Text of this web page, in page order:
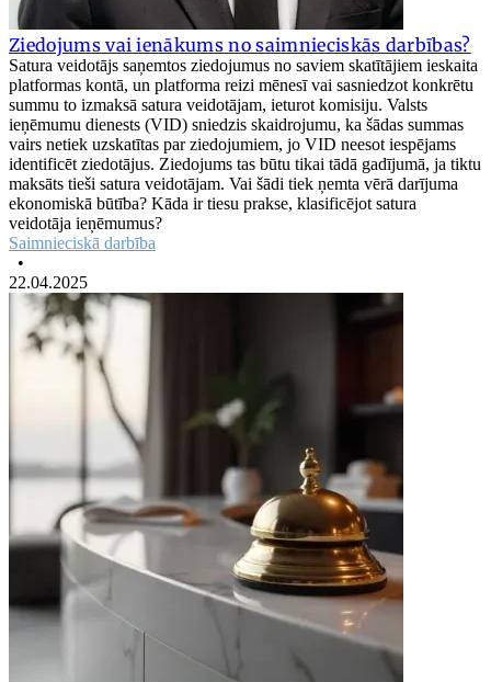
Ziedojums vai ienākums no saimnieciskās darbības?
Satura veidotājs saņemtos ziedojumus no saviem skatītājiem ieskaita
platformas kontā, un platforma reizi mēnesī vai sasniedzot konkrētu
summu to izmaksā satura veidotājam, ieturot komisiju. Valsts
ieņēmumu dienests (VID) sniedzis skaidrojumu, ka šādas summas
vairs netiek uzskatītas par ziedojumiem, jo VID neesot iespējams
identificēt ziedotājus. Ziedojums tas būtu tikai tādā gadījumā, ja tiktu
maksāts tieši satura veidotājam. Vai šādi tiek ņemta vērā darījuma
ekonomiskā būtība? Kāda ir tiesu prakse, klasificējot satura
veidotāja ieņēmumus?
Saimnieciskā darbība
•
22.04.2025